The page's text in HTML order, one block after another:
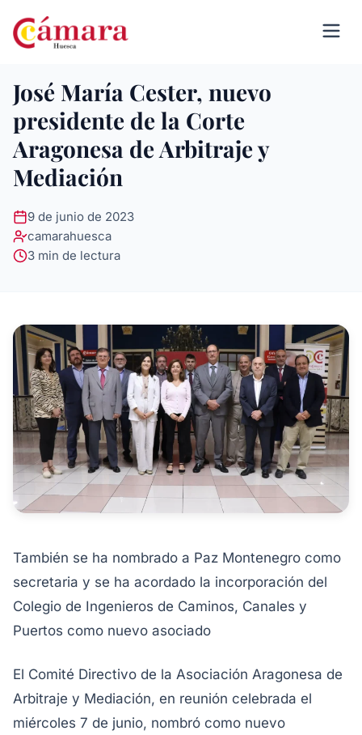
José María Cester, nuevo
presidente de la Corte
Aragonesa de Arbitraje y
Mediación
9 de junio de 2023
camarahuesca
3 min de lectura
También se ha nombrado a Paz Montenegro como
secretaria y se ha acordado la incorporación del
Colegio de Ingenieros de Caminos, Canales y
Puertos como nuevo asociado
El Comité Directivo de la Asociación Aragonesa de
Arbitraje y Mediación, en reunión celebrada el
miércoles 7 de junio, nombró como nuevo